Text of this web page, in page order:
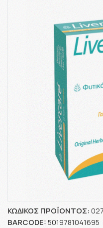
ΚΩΔΙΚΌΣ ΠΡΟΪΌΝΤΟΣ:
BARCODE: 5019781041695